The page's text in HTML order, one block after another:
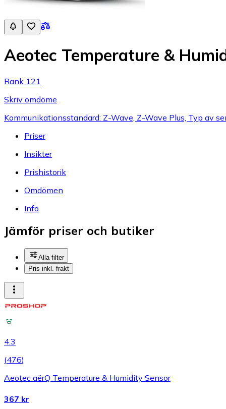
Aeotec Temperature &
Rank 121
Skriv omdöme
Kommunikationsstandard: Z-Wave, Z-Wave Plus, Typ av
Priser
Insikter
Prishistorik
Omdömen
Info
Jämför priser och butiker
Alla filter
Pris inkl. frakt
4.3
(476)
Aeotec aërQ Temperature & Humidity Sensor
367 kr